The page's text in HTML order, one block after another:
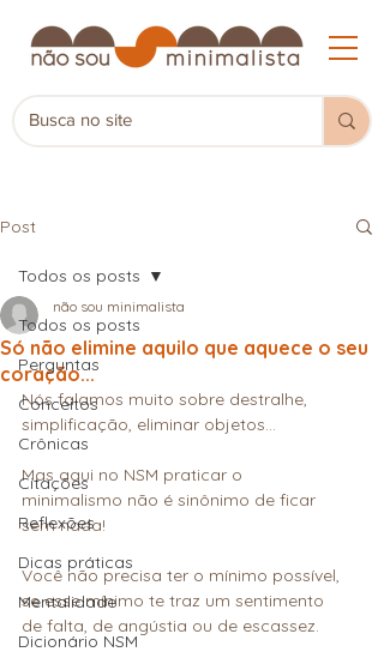
Post
Todos os posts
Perguntas
Conceitos
Crônicas
Citações
Reflexões
Dicas práticas
Mentalidade
Dicionário NSM
Todos os posts
Só não elimine aquilo que aquece o seu
coração...
não sou minimalista
Nós falamos muito sobre destralhe,
simplificação, eliminar objetos…
Mas aqui no NSM praticar o
minimalismo não é sinônimo de ficar
sem nada!
Você não precisa ter o mínimo possível,
se esse mínimo te traz um sentimento
de falta, de angústia ou de escassez.